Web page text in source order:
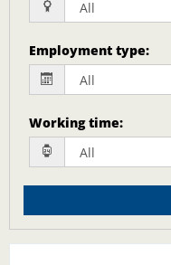
Employment type:
Working time: